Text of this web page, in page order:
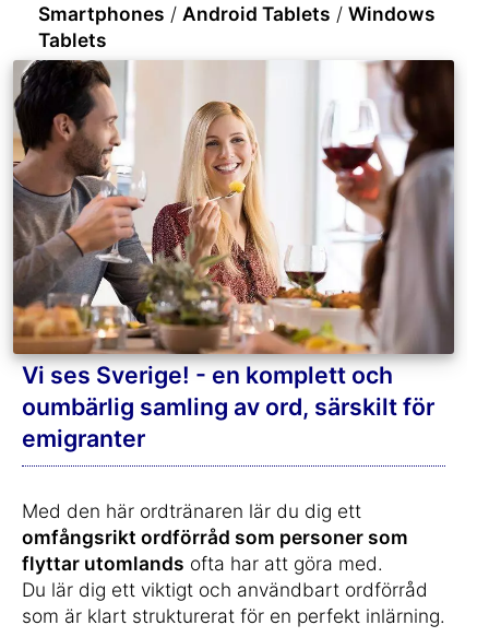
Smartphones / Android Tablets / Windows
Tablets
Vi ses Sverige! - en komplett och
oumbärlig samling av ord, särskilt för
emigranter
Med den här ordtränaren lär du dig ett
omfångsrikt ordförråd som personer som
flyttar utomlands ofta har att göra med.
Du lär dig ett viktigt och användbart ordförråd
som är klart strukturerat för en perfekt inlärning.